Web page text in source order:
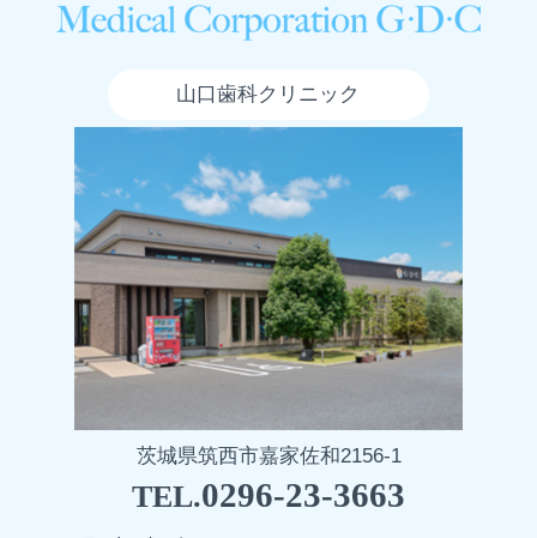
山口歯科クリニック
茨城県筑西市嘉家佐和2156-1
TEL.0296-23-3663